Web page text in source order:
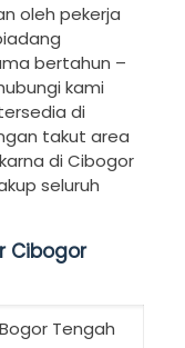
oleh pekerja
bertahun –
kami
di
takut area
di Cibogor
seluruh
Cibogor
Tengah